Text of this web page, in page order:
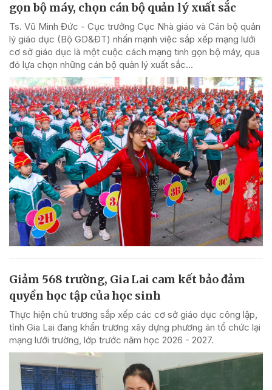
gọn bộ máy, chọn cán bộ quản lý xuất sắc
Ts. Vũ Minh Đức - Cục trưởng Cục Nhà giáo và Cán bộ quản
lý giáo dục (Bộ GD&ĐT) nhấn mạnh việc sắp xếp mạng lưới
cơ sở giáo dục là một cuộc cách mạng tinh gọn bộ máy, qua
đó lựa chọn những cán bộ quản lý xuất sắc...
Giảm 568 trường, Gia Lai cam kết bảo đảm
quyền học tập của học sinh
Thực hiện chủ trương sắp xếp các cơ sở giáo dục công lập,
tỉnh Gia Lai đang khẩn trương xây dựng phương án tổ chức lại
mạng lưới trường, lớp trước năm học 2026 - 2027.